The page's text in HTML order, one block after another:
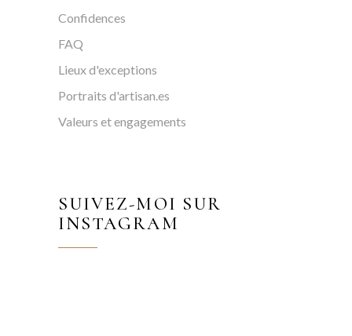
Confidences
FAQ
Lieux d'exceptions
Portraits d'artisan.es
Valeurs et engagements
SUIVEZ-MOI SUR
INSTAGRAM